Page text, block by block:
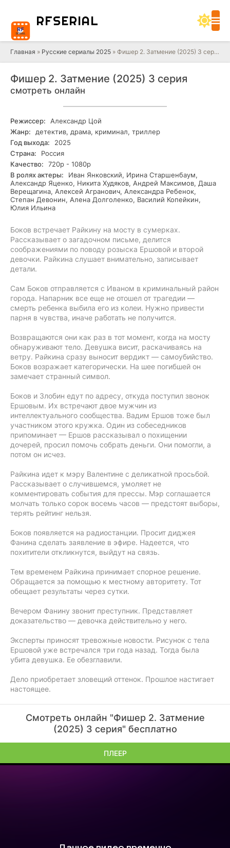
RFSERIAL
Главная » Русские сериалы 2025 » Фишер 2. Затмение (2025) 3 серия
Фишер 2. Затмение (2025) 3 серия
смотреть онлайн
Режиссер:
Александр Цой
Жанр:
детектив, драма, криминал, триллер
Год выхода:
2025
Страна:
Россия
Качество:
720р - 1080р
В ролях актеры:
Иван Янковский, Ирина Старшенбаум,
Александр Яценко, Никита Худяков, Андрей Максимов, Даша
Верещагина, Алексей Агранович, Александра Ребенок,
Степан Девонин, Алена Долголенко, Василий Копейкин,
Юлия Ильина
Боков встречает Райкину на мосту в сумерках.
Рассказывает о загадочном письме, делится
соображениями по поводу розыска Ершовой и второй
девочки. Райкина слушает внимательно, записывает
детали.
Сам Боков отправляется с Иваном в криминальный район
города. Напарник все еще не отошел от трагедии —
смерть ребенка выбила его из колеи. Нужно привести
парня в чувства, иначе работать не получится.
Возвращаются они как раз в тот момент, когда на мосту
обнаруживают тело. Девушка висит, раскачиваясь на
ветру. Райкина сразу выносит вердикт — самоубийство.
Боков возражает категорически. На шее погибшей он
замечает странный символ.
Боков и Злобин едут по адресу, откуда поступил звонок
Ершовым. Их встречают двое мужчин из
интеллектуального сообщества. Вадим Ершов тоже был
участником этого кружка. Один из собеседников
припоминает — Ершов рассказывал о похищении
дочерей, просил помочь собрать деньги. Они помогли, а
потом он исчез.
Райкина идет к мэру Валентине с деликатной просьбой.
Рассказывает о случившемся, умоляет не
комментировать события для прессы. Мэр соглашается
молчать только сорок восемь часов — предстоят выборы,
терять рейтинг нельзя.
Боков появляется на радиостанции. Просит диджея
Фанина сделать заявление в эфире. Надеется, что
похитители откликнутся, выйдут на связь.
Тем временем Райкина принимает спорное решение.
Обращается за помощью к местному авторитету. Тот
обещает результаты через сутки.
Вечером Фанину звонит преступник. Представляет
доказательство — девочка действительно у него.
Эксперты приносят тревожные новости. Рисунок с тела
Ершовой уже встречался три года назад. Тогда была
убита девушка. Ее обезглавили.
Дело приобретает зловещий оттенок. Прошлое настигает
настоящее.
Смотреть онлайн "Фишер 2. Затмение
(2025) 3 серия" бесплатно
ПЛЕЕР